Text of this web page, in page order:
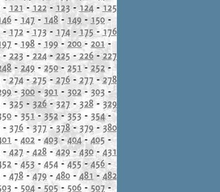
- 121 - 122- 123 - 124- 125
- 147 - 148 - 149 - 150 -
-172- 173 - 174- 175 - 176
- 198 - 199 - 200- 201 -
- 223- 224-225 -226- 227
-249 - 250- 251 - 252-
-274-275- 276- 277 -278
- 300 -301- 302 - 303 -
- 325 - 326-327 - 328- 329
-351-352 -353 - 354-
- 376- 377-378- 379- 380
- 402 -403-404- 405 -
- 427 - 428-429-430- 431
- 453 - 454 - 455-456 -
- 478-479- 480- 481 -482
- 504 -505- 506 - 507-